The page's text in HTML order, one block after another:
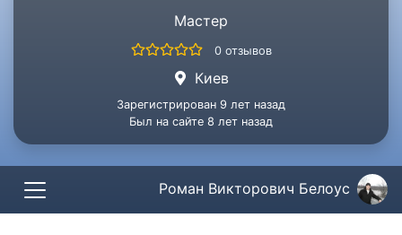
Мастер
0 отзывов
Киев
Зарегистрирован 9 лет назад
Был на сайте 8 лет назад
Роман Викторович Белоус